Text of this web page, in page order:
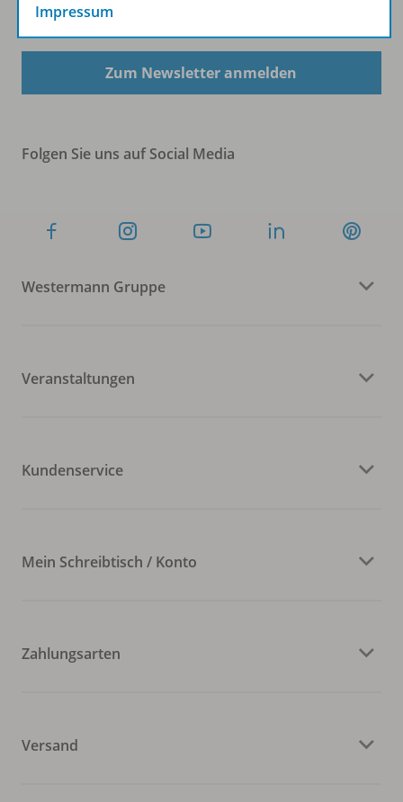
Sofort profitieren
Zum Newsletter anmelden
Folgen Sie uns auf Social Media
Westermann Gruppe
Veranstaltungen
Kundenservice
Mein Schreibtisch / Konto
Zahlungsarten
Versand
Impressum